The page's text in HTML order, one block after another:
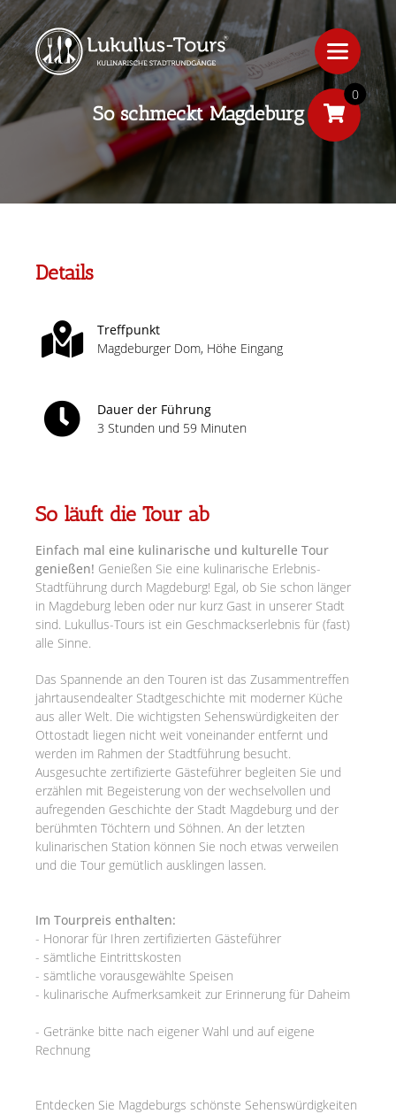
So schmeckt Magdeburg
Details
Treffpunkt
Magdeburger Dom, Höhe Eingang
Dauer der Führung
3 Stunden und 59 Minuten
So läuft die Tour ab
Einfach mal eine kulinarische und kulturelle Tour
genießen! Genießen Sie eine kulinarische Erlebnis-
Stadtführung durch Magdeburg! Egal, ob Sie schon länger
in Magdeburg leben oder nur kurz Gast in unserer Stadt
sind. Lukullus-Tours ist ein Geschmackserlebnis für (fast)
alle Sinne.
Das Spannende an den Touren ist das Zusammentreffen
jahrtausendealter Stadtgeschichte mit moderner Küche
aus aller Welt. Die wichtigsten Sehenswürdigkeiten der
Ottostadt liegen nicht weit voneinander entfernt und
werden im Rahmen der Stadtführung besucht.
Ausgesuchte zertifizierte Gästeführer begleiten Sie und
erzählen mit Begeisterung von der wechselvollen und
aufregenden Geschichte der Stadt Magdeburg und der
berühmten Töchtern und Söhnen. An der letzten
kulinarischen Station können Sie noch etwas verweilen
und die Tour gemütlich ausklingen lassen.
Im Tourpreis enthalten:
- Honorar für Ihren zertifizierten Gästeführer
- sämtliche Eintrittskosten
- sämtliche vorausgewählte Speisen
- kulinarische Aufmerksamkeit zur Erinnerung für Daheim
- Getränke bitte nach eigener Wahl und auf eigene
Rechnung
Entdecken Sie Magdeburgs schönste Sehenswürdigkeiten
0